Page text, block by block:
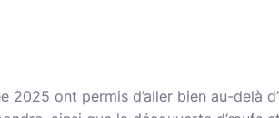
2025 ont permis d’aller bien au-delà